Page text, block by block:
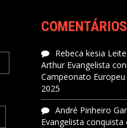
Rebeca kesia
Arthur Evangelista
Campeonato Europeu
2025
André Pinheiro
Evangelista conquista